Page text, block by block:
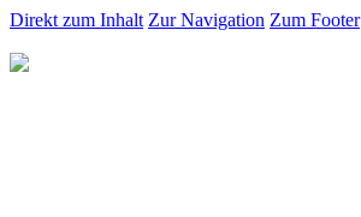
Direkt zum Inhalt Zur Navigation Zum Footer